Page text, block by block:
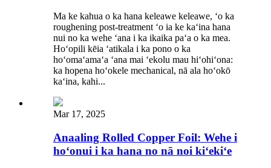
Ma ke kahua o ka hana keleawe keleawe, ʻo ka
roughening post-treatment ʻo ia ke kaʻina hana
nui no ka wehe ʻana i ka ikaika paʻa o ka mea.
Hoʻopili kēia ʻatikala i ka pono o ka
hoʻomaʻamaʻa ʻana mai ʻekolu mau hiʻohiʻona:
ka hopena hoʻokele mechanical, nā ala hoʻokō
kaʻina, kahi...
Mar 17, 2025
Anaaling Rolled Copper Foil: Wehe i
hoʻonui i ka hana no nā noi kiʻekiʻe